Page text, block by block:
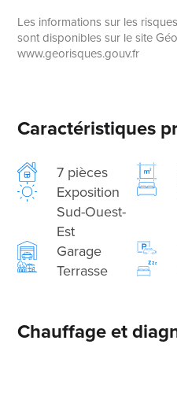
Les informations sur les
sont disponibles sur le site
www.georisques.gouv.fr
Caractéristiques
7 pièces
Exposition
Sud-Ouest-
Est
Garage
Terrasse
Chauffage et